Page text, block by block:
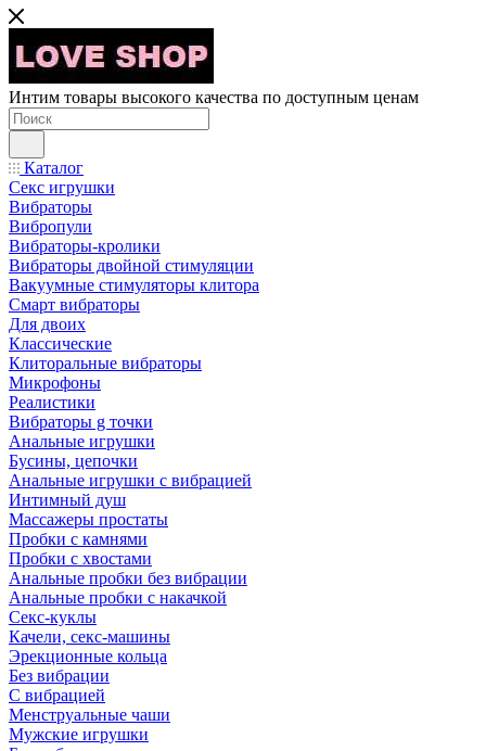
Интим товары высокого качества по доступным ценам
Каталог
Секс игрушки
Вибраторы
Вибропули
Вибраторы-кролики
Вибраторы двойной стимуляции
Вакуумные стимуляторы клитора
Смарт вибраторы
Для двоих
Классические
Клиторальные вибраторы
Микрофоны
Реалистики
Вибраторы g точки
Анальные игрушки
Бусины, цепочки
Анальные игрушки с вибрацией
Интимный душ
Массажеры простаты
Пробки с камнями
Пробки с хвостами
Анальные пробки без вибрации
Анальные пробки с накачкой
Секс-куклы
Качели, секс-машины
Эрекционные кольца
Без вибрации
С вибрацией
Менструальные чаши
Мужские игрушки